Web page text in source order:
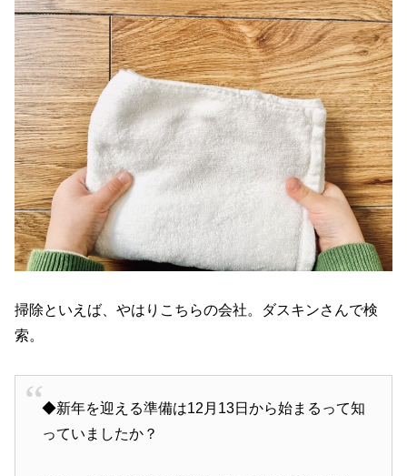
掃除といえば、やはりこちらの会社。ダスキンさんで検
索。
◆新年を迎える準備は12月13日から始まるって知
っていましたか？